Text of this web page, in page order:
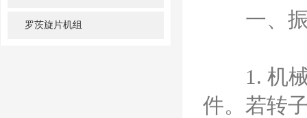
罗茨旋片机组 一、振
1. 机械
件。若转